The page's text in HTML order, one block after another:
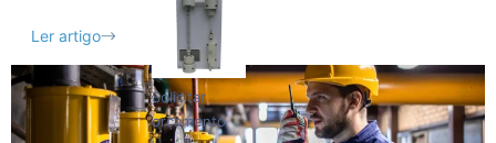
Solicitar
orçamento
Ler artigo